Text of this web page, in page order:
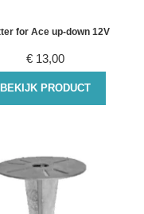
for Ace up-down 12V
€ 13,00
BEKIJK PRODUCT